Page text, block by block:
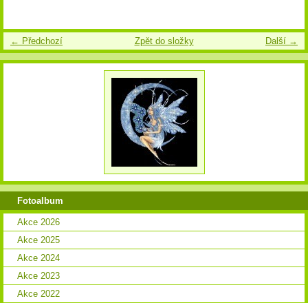
← Předchozí Další →
Zpět do složky
Fotoalbum
Akce 2026
Akce 2025
Akce 2024
Akce 2023
Akce 2022